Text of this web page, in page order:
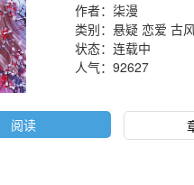
作者： 柒漫
类别： 悬疑 恋爱 古
状态：连载中
人气： 92627
阅读